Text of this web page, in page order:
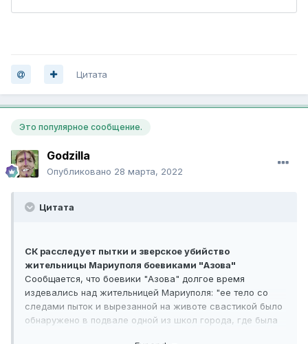
Цитата
Это популярное сообщение.
Godzilla
Опубликовано 28 марта, 2022
Цитата
СК расследует пытки и зверское убийство
жительницы Мариуполя боевиками "Азова"
Сообщается, что боевики "Азова" долгое время
издевались над жительницей Мариуполя: "ее тело со
следами пыток и вырезанной на животе свастикой было
обнаружено в подвале одной из школ города, где была